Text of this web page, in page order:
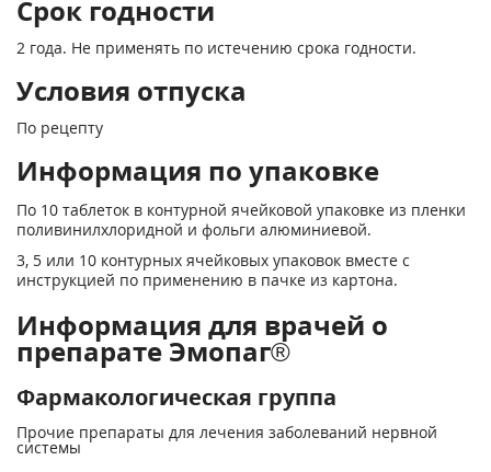
Срок годности
2 года. Не применять по истечению срока годности.
Условия отпуска
По рецепту
Информация по упаковке
По 10 таблеток в контурной ячейковой упаковке из пленки
поливинилхлоридной и фольги алюминиевой.
3, 5 или 10 контурных ячейковых упаковок вместе с
инструкцией по применению в пачке из картона.
Информация для врачей о
препарате Эмопаг®
Фармакологическая группа
Прочие препараты для лечения заболеваний нервной
системы